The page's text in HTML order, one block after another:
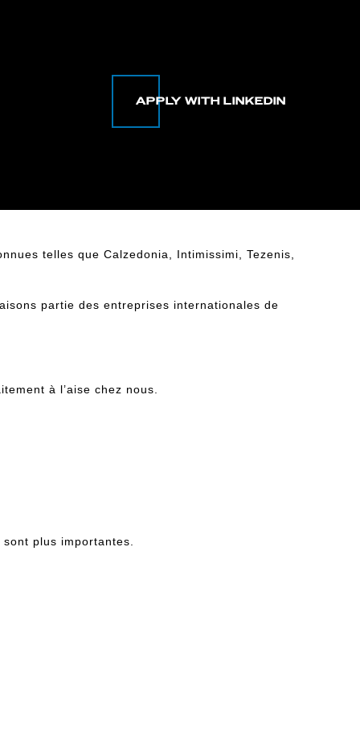
telles que Calzedonia, Intimissimi, Tezenis,
partie des entreprises internationales de
à l’aise chez nous.
plus importantes.